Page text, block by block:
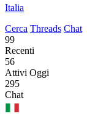
Italia
Cerca Threads Chat
99
Recenti
56
Attivi Oggi
295
Chat